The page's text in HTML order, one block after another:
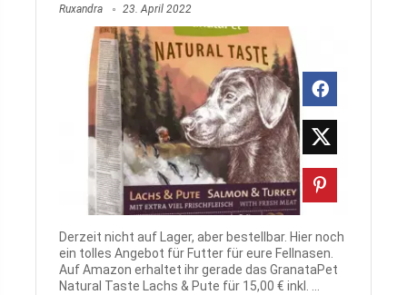
Ruxandra 23. April 2022
Derzeit nicht auf Lager, aber bestellbar. Hier noch
ein tolles Angebot für Futter für eure Fellnasen.
Auf Amazon erhaltet ihr gerade das GranataPet
Natural Taste Lachs & Pute für 15,00 € inkl. ...